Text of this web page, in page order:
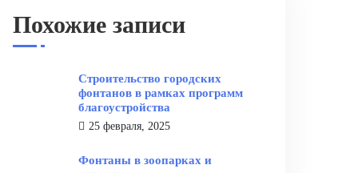
Похожие записи
Строительство городских
фонтанов в рамках программ
благоустройства
25 февраля, 2025
Фонтаны в зоопарках и